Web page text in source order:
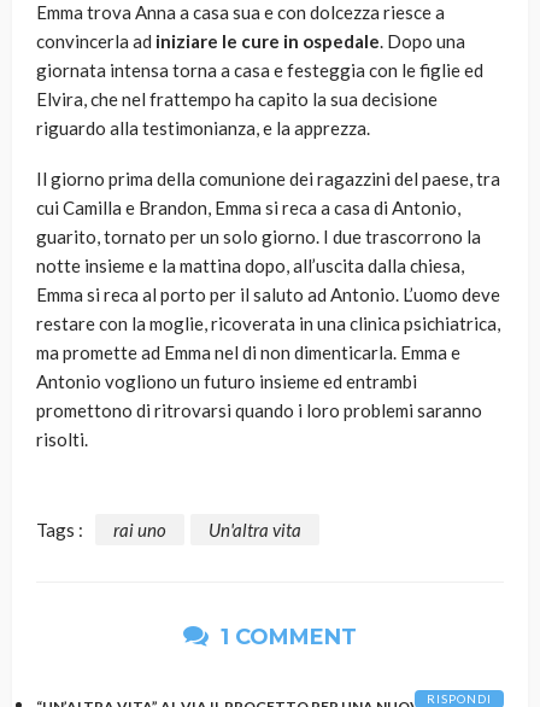
Emma trova Anna a casa sua e con dolcezza riesce a
convincerla ad iniziare le cure in ospedale. Dopo una
giornata intensa torna a casa e festeggia con le figlie ed
Elvira, che nel frattempo ha capito la sua decisione
riguardo alla testimonianza, e la apprezza.
Il giorno prima della comunione dei ragazzini del paese, tra
cui Camilla e Brandon, Emma si reca a casa di Antonio,
guarito, tornato per un solo giorno. I due trascorrono la
notte insieme e la mattina dopo, all’uscita dalla chiesa,
Emma si reca al porto per il saluto ad Antonio. L’uomo deve
restare con la moglie, ricoverata in una clinica psichiatrica,
ma promette ad Emma nel di non dimenticarla. Emma e
Antonio vogliono un futuro insieme ed entrambi
promettono di ritrovarsi quando i loro problemi saranno
risolti.
Tags : rai uno Un'altra vita
1 COMMENT
RISPONDI